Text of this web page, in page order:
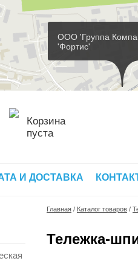
ООО 'Группа
'Фортис'
Корзина
пуста
И ДОСТАВКА
Главная / Каталог товаров /
Тележка-